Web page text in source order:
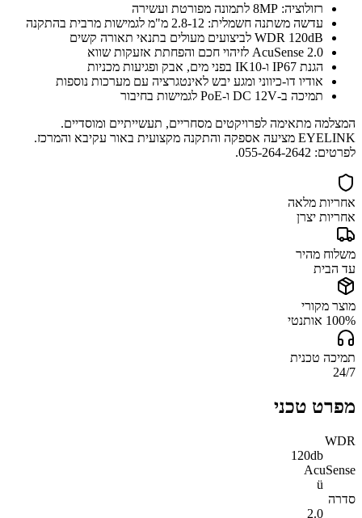
רזולוציה: 8MP לתמונה מפורטת ועשירה
עדשה משתנה חשמלית: 2.8-12 מ"מ לגמישות מרבית בהתקנה
WDR 120dB לביצועים מעולים בתנאי תאורה קשים
AcuSense 2.0 לזיהוי חכם והפחתת אזעקות שווא
הגנת IP67 ו-IK10 בפני מים, אבק ופגיעות מכניות
אודיו דו-כיווני ומגע יבש לאינטגרציה עם מערכות נוספות
תמיכה ב-DC 12V ו-PoE לגמישות בחיבור
המצלמה מתאימה לפרויקטים מסחריים, תעשייתיים ומוסדיים.
EYELINK מציעה אספקה והתקנה מקצועית באור עקיבא והמרכז.
לפרטים: 055-264-2642.
אחריות מלאה
אחריות יצרן
משלוח מהיר
עד הבית
מוצר מקורי
100% אותנטי
תמיכה טכנית
24/7
מפרט טכני
WDR
120db
AcuSense
ü
סדרה
2.0